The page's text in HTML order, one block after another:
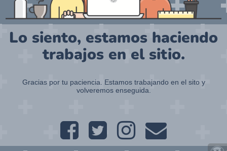
Lo siento, estamos haciendo
trabajos en el sitio.
Gracias por tu paciencia. Estamos trabajando en el sito y
volveremos enseguida.